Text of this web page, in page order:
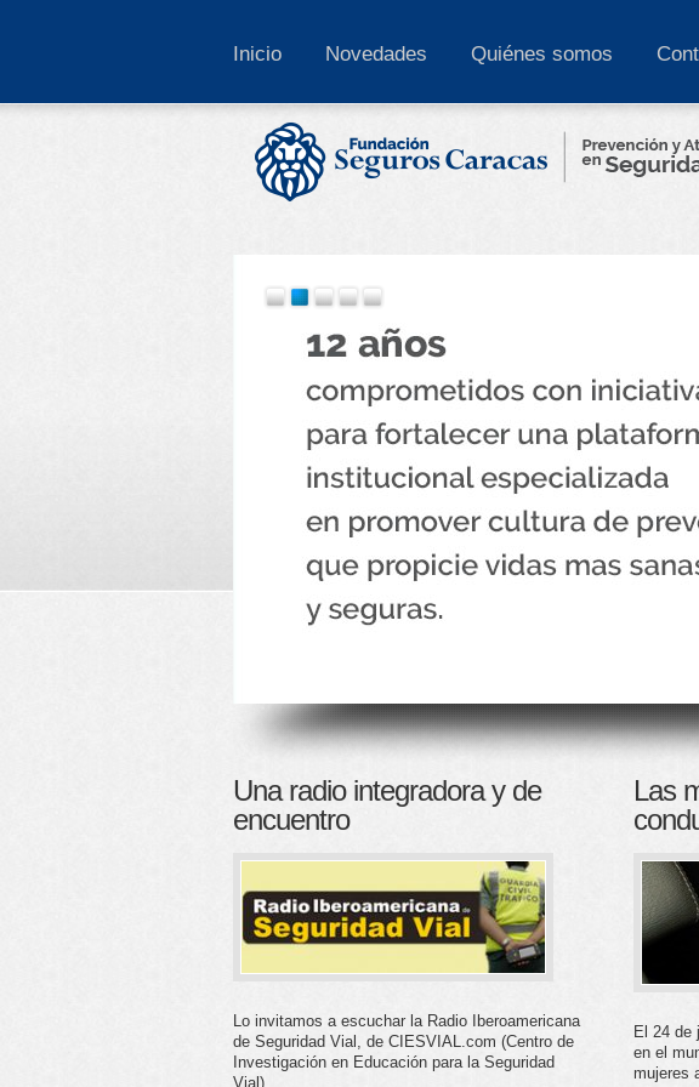
Inicio Novedades Quiénes somos
Una radio integradora y de
encuentro
Lo invitamos a escuchar la Radio Iberoamericana
de Seguridad Vial, de CIESVIAL.com (Centro de
Investigación en Educación para la Seguridad
Vial).
Las
El 24 de
en el
mujeres